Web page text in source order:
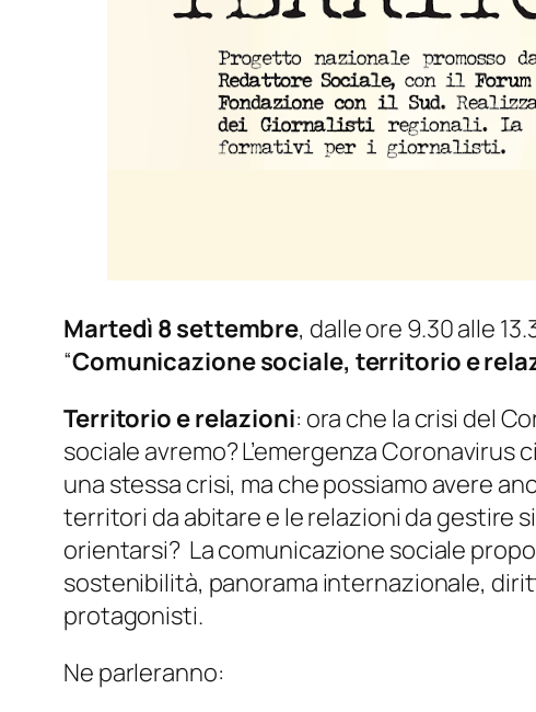
Martedì 8 settembre, dalle ore 9.30 alle
“Comunicazione sociale, territorio e
Territorio e relazioni: ora che la crisi del
sociale avremo? L’emergenza
una stessa crisi, ma che possiamo avere
territori da abitare e le relazioni da gestire
orientarsi? La comunicazione sociale
sostenibilità, panorama internazionale,
protagonisti.
Ne parleranno: